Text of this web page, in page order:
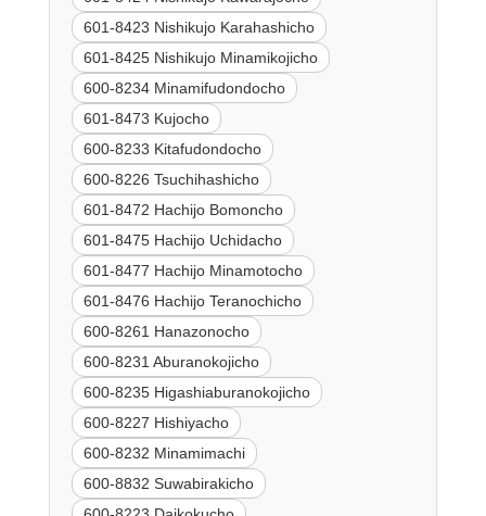
601-8423 Nishikujo Karahashicho
601-8425 Nishikujo Minamikojicho
600-8234 Minamifudondocho
601-8473 Kujocho
600-8233 Kitafudondocho
600-8226 Tsuchihashicho
601-8472 Hachijo Bomoncho
601-8475 Hachijo Uchidacho
601-8477 Hachijo Minamotocho
601-8476 Hachijo Teranochicho
600-8261 Hanazonocho
600-8231 Aburanokojicho
600-8235 Higashiaburanokojicho
600-8227 Hishiyacho
600-8232 Minamimachi
600-8832 Suwabirakicho